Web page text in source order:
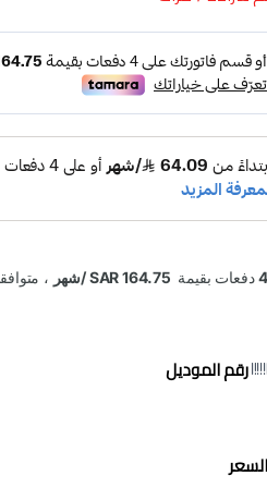
رقم الموديل
السعر